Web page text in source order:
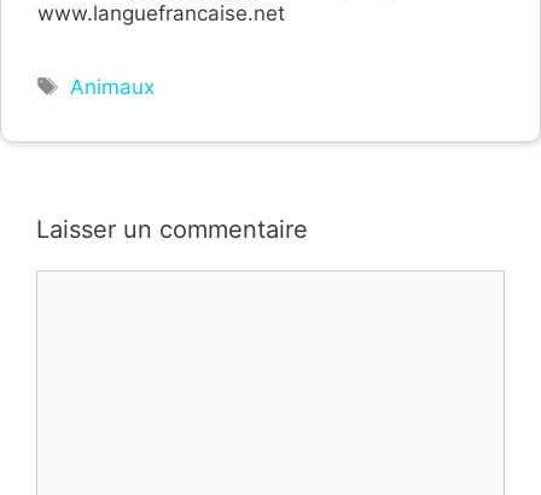
www.languefrancaise.net
Étiquettes
Animaux
Laisser un commentaire